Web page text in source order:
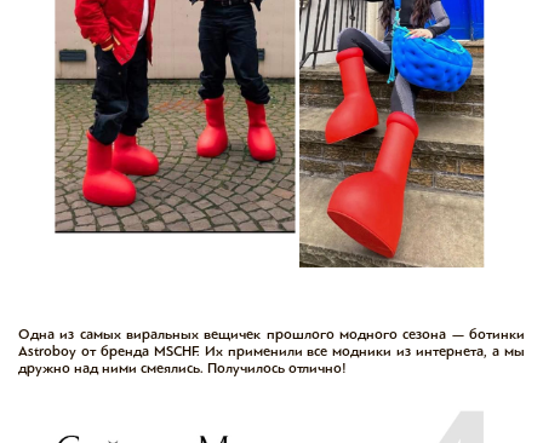
Одна из самых виральных вещичек прошлого модного сезона — ботинки
Astroboy от бренда MSCHF. Их применили все модники из интернета, а мы
дружно над ними смеялись. Получилось отлично!